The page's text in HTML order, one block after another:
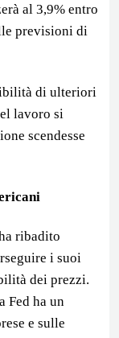
al 3,9% entro
previsioni di
di ulteriori
lavoro si
scendesse
ribadito
i suoi
dei prezzi.
Fed ha un
e sulle